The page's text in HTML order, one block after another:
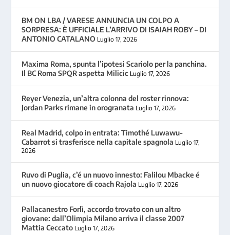
BM ON LBA / VARESE ANNUNCIA UN COLPO A
SORPRESA: È UFFICIALE L’ARRIVO DI ISAIAH ROBY – DI
ANTONIO CATALANO Luglio 17, 2026
Maxima Roma, spunta l’ipotesi Scariolo per la panchina.
Il BC Roma SPQR aspetta Milicic Luglio 17, 2026
Reyer Venezia, un’altra colonna del roster rinnova:
Jordan Parks rimane in orogranata Luglio 17, 2026
Real Madrid, colpo in entrata: Timothé Luwawu-
Cabarrot si trasferisce nella capitale spagnola Luglio 17,
2026
Ruvo di Puglia, c’é un nuovo innesto: Falilou Mbacke é
un nuovo giocatore di coach Rajola Luglio 17, 2026
Pallacanestro Forlì, accordo trovato con un altro
giovane: dall’Olimpia Milano arriva il classe 2007
Mattia Ceccato Luglio 17, 2026